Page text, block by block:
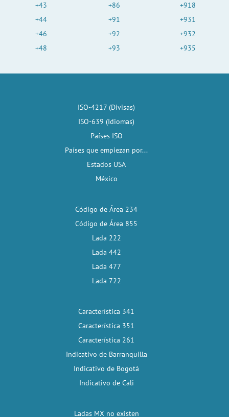
+43
+44
+46
+48
+86
+91
+92
+93
+918
+931
+932
+935
ISO-4217 (Divisas)
ISO-639 (Idiomas)
Países ISO
Países que empiezan por...
Estados USA
México
Código de Área 234
Código de Área 855
Lada 222
Lada 442
Lada 477
Lada 722
Característica 341
Característica 351
Característica 261
Indicativo de Barranquilla
Indicativo de Bogotá
Indicativo de Cali
Ladas MX no existen